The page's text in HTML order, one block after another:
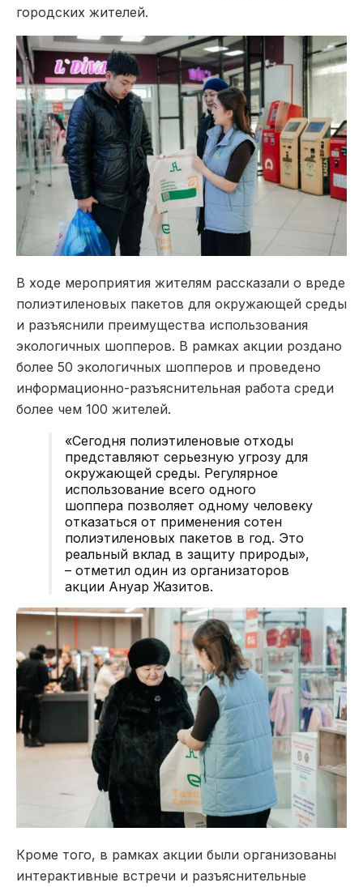
городских жителей.
В ходе мероприятия жителям рассказали о вреде
полиэтиленовых пакетов для окружающей среды
и разъяснили преимущества использования
экологичных шопперов. В рамках акции роздано
более 50 экологичных шопперов и проведено
информационно-разъяснительная работа среди
более чем 100 жителей.
«Сегодня полиэтиленовые отходы
представляют серьезную угрозу для
окружающей среды. Регулярное
использование всего одного
шоппера позволяет одному человеку
отказаться от применения сотен
полиэтиленовых пакетов в год. Это
реальный вклад в защиту природы»,
– отметил один из организаторов
акции Ануар Жазитов.
Кроме того, в рамках акции были организованы
интерактивные встречи и разъяснительные